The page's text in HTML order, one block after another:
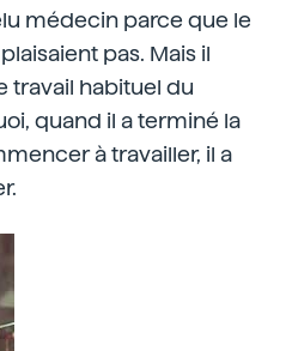
médecin parce que le
pas. Mais il
travail habituel du
quand il a terminé la
à travailler, il a